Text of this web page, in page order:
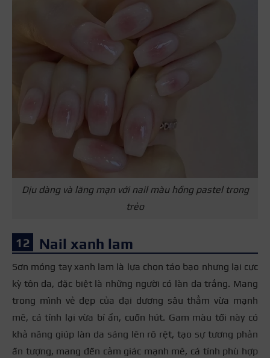
Dịu dàng và lãng mạn với nail màu hồng pastel trong
trẻo
Nail xanh lam
Sơn móng tay xanh lam là lựa chọn táo bạo nhưng lại cực
kỳ tôn da, đặc biệt là những người có làn da trắng. Mang
trong mình vẻ đẹp của đại dương sâu thẳm vừa mạnh
mẽ, cá tính lại vừa bí ẩn, cuốn hút. Gam màu tối này có
khả năng giúp làn da sáng lên rõ rệt, tạo sự tương phản
ấn tượng, mang đến cảm giác mạnh mẽ, cá tính phù hợp